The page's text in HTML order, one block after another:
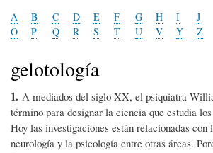
A B C D E F G H I J
O
P Q R S T U V Y Z
gelotología
1. A mediados del siglo XX, el psiquiatra
término para designar la ciencia que estudia
Hoy las investigaciones están relacionadas
neurología y la psicología entre otras áreas.